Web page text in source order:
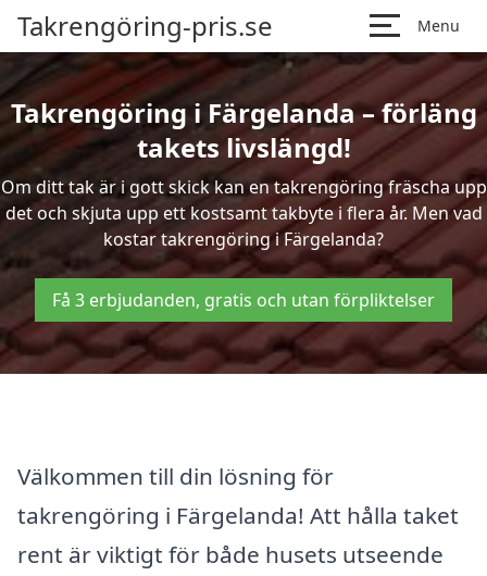
Takrengöring-pris.se Menu
Takrengöring i Färgelanda – förläng
takets livslängd!
Om ditt tak är i gott skick kan en takrengöring fräscha upp
det och skjuta upp ett kostsamt takbyte i flera år. Men vad
kostar takrengöring i Färgelanda?
Få 3 erbjudanden, gratis och utan förpliktelser
Välkommen till din lösning för
takrengöring i Färgelanda! Att hålla taket
rent är viktigt för både husets utseende